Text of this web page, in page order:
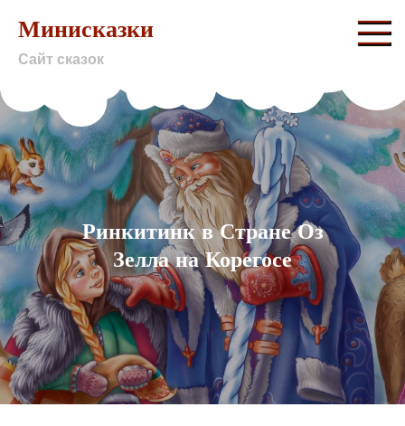
content
Минисказки
Сайт сказок
Ринкитинк в Стране Оз
Зелла на Корегосе